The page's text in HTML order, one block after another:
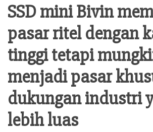
SSD mini Bivin
pasar ritel dengan
tinggi tetapi
menjadi pasar
dukungan industri
lebih luas